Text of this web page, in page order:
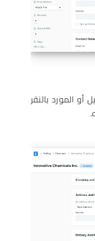
المورد بالنقر